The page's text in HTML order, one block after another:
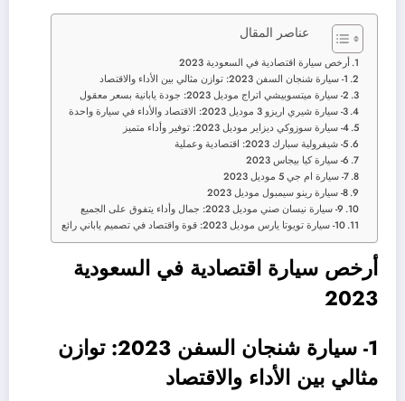
عناصر المقال
أرخص سيارة اقتصادية في السعودية 2023
1- سيارة شنجان السفن 2023: توازن مثالي بين الأداء والاقتصاد
2- سيارة ميتسوبيشي اتراج موديل 2023: جودة يابانية بسعر معقول
3- سيارة شيري اريزو 3 موديل 2023: الاقتصاد والأداء في سيارة واحدة
4- سيارة سوزوكي ديزاير موديل 2023: توفير وأداء متميز
5- شيفرولية سبارك 2023: اقتصادية وعملية
6- سيارة كيا بيجاس 2023
7- سيارة ام جي 5 موديل 2023
8- سيارة رينو سيمبول موديل 2023
9- سيارة نيسان صني موديل 2023: جمال وأداء يتفوق على الجميع
10- سيارة تويوتا يارس موديل 2023: قوة واقتصاد في تصميم ياباني رائع
أرخص سيارة اقتصادية في السعودية
2023
1- سيارة شنجان السفن 2023: توازن
مثالي بين الأداء والاقتصاد